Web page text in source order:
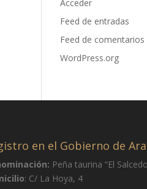
Acceder
Feed de entradas
Feed de comentarios
WordPress.org
en el Gobierno de
Peña taurina “El
: C/ La Hoya, 4